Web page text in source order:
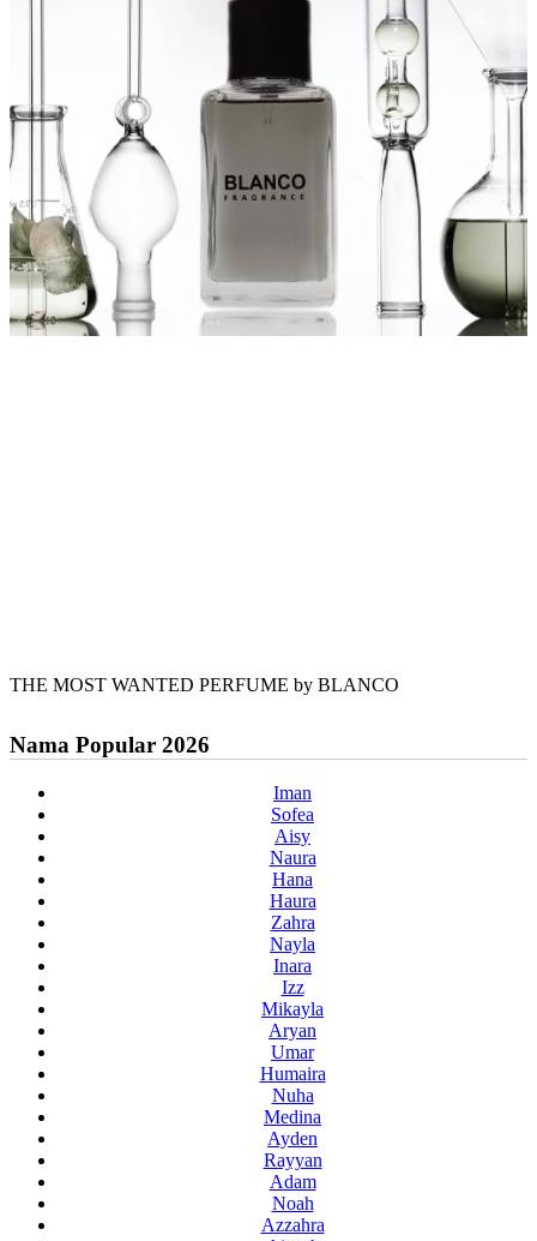
THE MOST WANTED PERFUME by BLANCO
Nama Popular 2026
Iman
Sofea
Aisy
Naura
Hana
Haura
Zahra
Nayla
Inara
Izz
Mikayla
Aryan
Umar
Humaira
Nuha
Medina
Ayden
Rayyan
Adam
Noah
Azzahra